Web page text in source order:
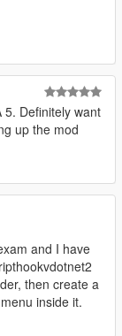
5. Definitely want
up the mod
and I have
then create a
inside it.